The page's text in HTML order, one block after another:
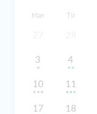
Man Tir
3 4
10 11
17 18